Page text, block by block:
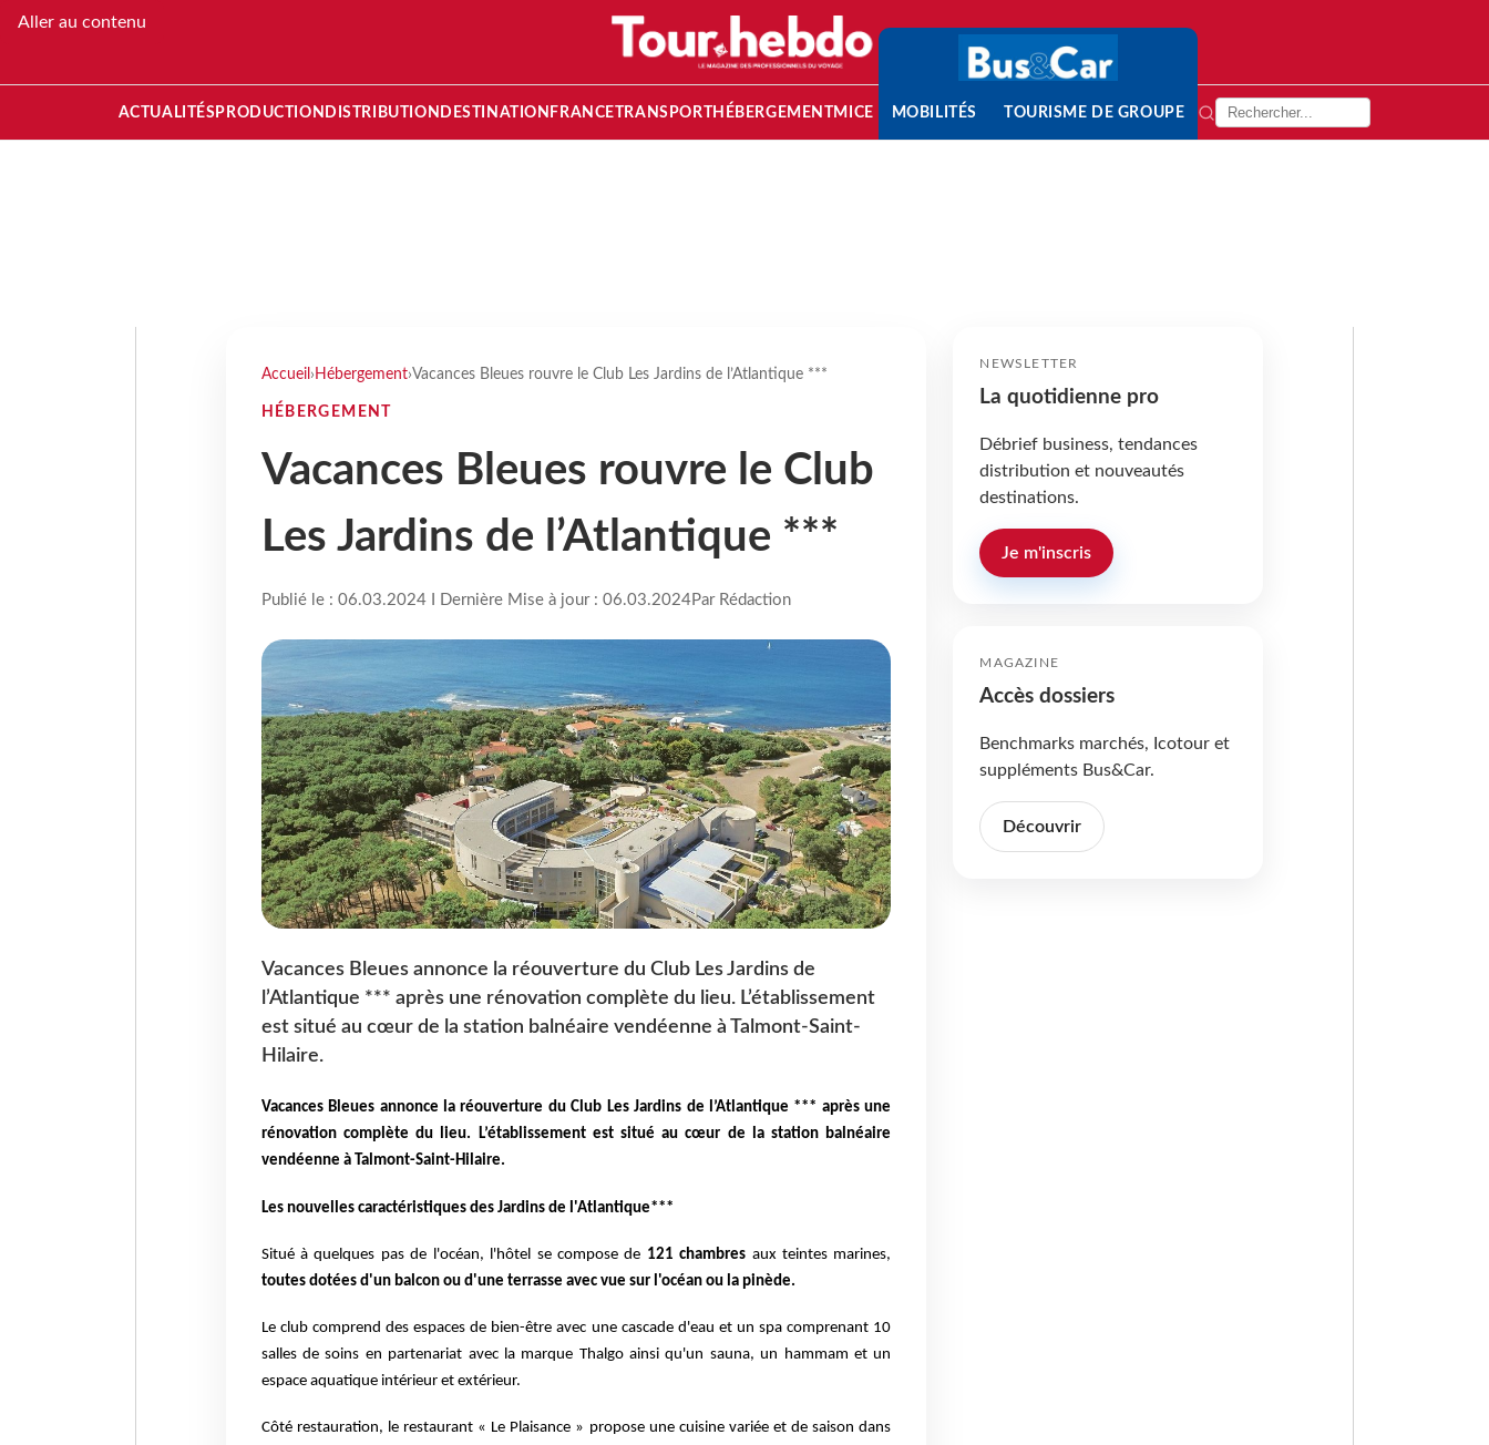
Aller au contenu
ACTUALITÉS PRODUCTION DISTRIBUTION DESTINATION FRANCETRANSPORT HÉBERGEMENTMICE MOBILITÉS TOURISME DE GROUPE
Accueil › Hébergement›Vacances Bleues rouvre le Club Les Jardins de l’Atlantique ***
HÉBERGEMENT
Vacances Bleues rouvre le Club
Les Jardins de l’Atlantique ***
Publié le : 06.03.2024 I Dernière Mise à jour : 06.03.2024Par Rédaction
Vacances Bleues annonce la réouverture du Club Les Jardins de
l’Atlantique *** après une rénovation complète du lieu. L’établissement
est situé au cœur de la station balnéaire vendéenne à Talmont-Saint-
Hilaire.
Vacances Bleues annonce la réouverture du Club Les Jardins de l’Atlantique *** après une
rénovation complète du lieu. L’établissement est situé au cœur de la station balnéaire
vendéenne à Talmont-Saint-Hilaire.
Les nouvelles caractéristiques des Jardins de l'Atlantique***
Situé à quelques pas de l'océan, l'hôtel se compose de 121 chambres aux teintes marines,
toutes dotées d'un balcon ou d'une terrasse avec vue sur l'océan ou la pinède.
Le club comprend des espaces de bien-être avec une cascade d'eau et un spa comprenant 10
salles de soins en partenariat avec la marque Thalgo ainsi qu'un sauna, un hammam et un
espace aquatique intérieur et extérieur.
Côté restauration, le restaurant « Le Plaisance » propose une cuisine variée et de saison dans
NEWSLETTER
La quotidienne pro
Débrief business, tendances
distribution et nouveautés
destinations.
Je m'inscris
MAGAZINE
Accès dossiers
Benchmarks marchés, Icotour et
suppléments Bus&Car.
Découvrir